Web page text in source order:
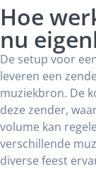
Hoe
nu
De setup voor
leveren een
muziekbron. De
deze zender,
volume kan
verschillende
diverse feest